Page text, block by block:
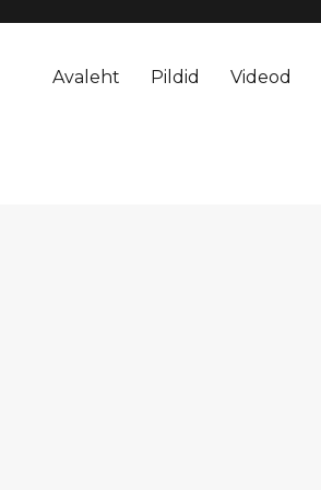
Avaleht Pildid Videod